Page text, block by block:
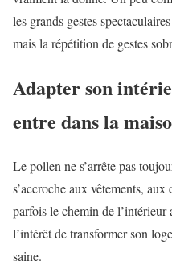
les grands gestes
mais la répétition de gestes
Adapter son
entre dans la
Le pollen ne s’arrête pas
s’accroche aux vêtements,
parfois le chemin de l’intérieur
l’intérêt de transformer son
saine.